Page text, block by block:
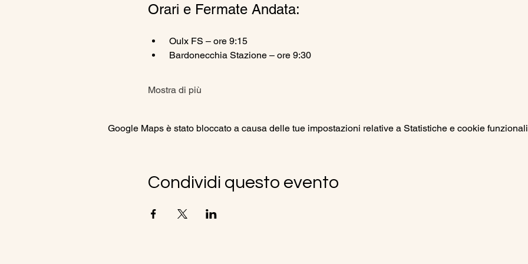
Orari e Fermate Andata:
Oulx FS – ore 9:15
Bardonecchia Stazione – ore 9:30
Mostra di più
Google Maps è stato bloccato a causa delle tue impostazioni relative a Statistiche e cookie
Condividi questo evento